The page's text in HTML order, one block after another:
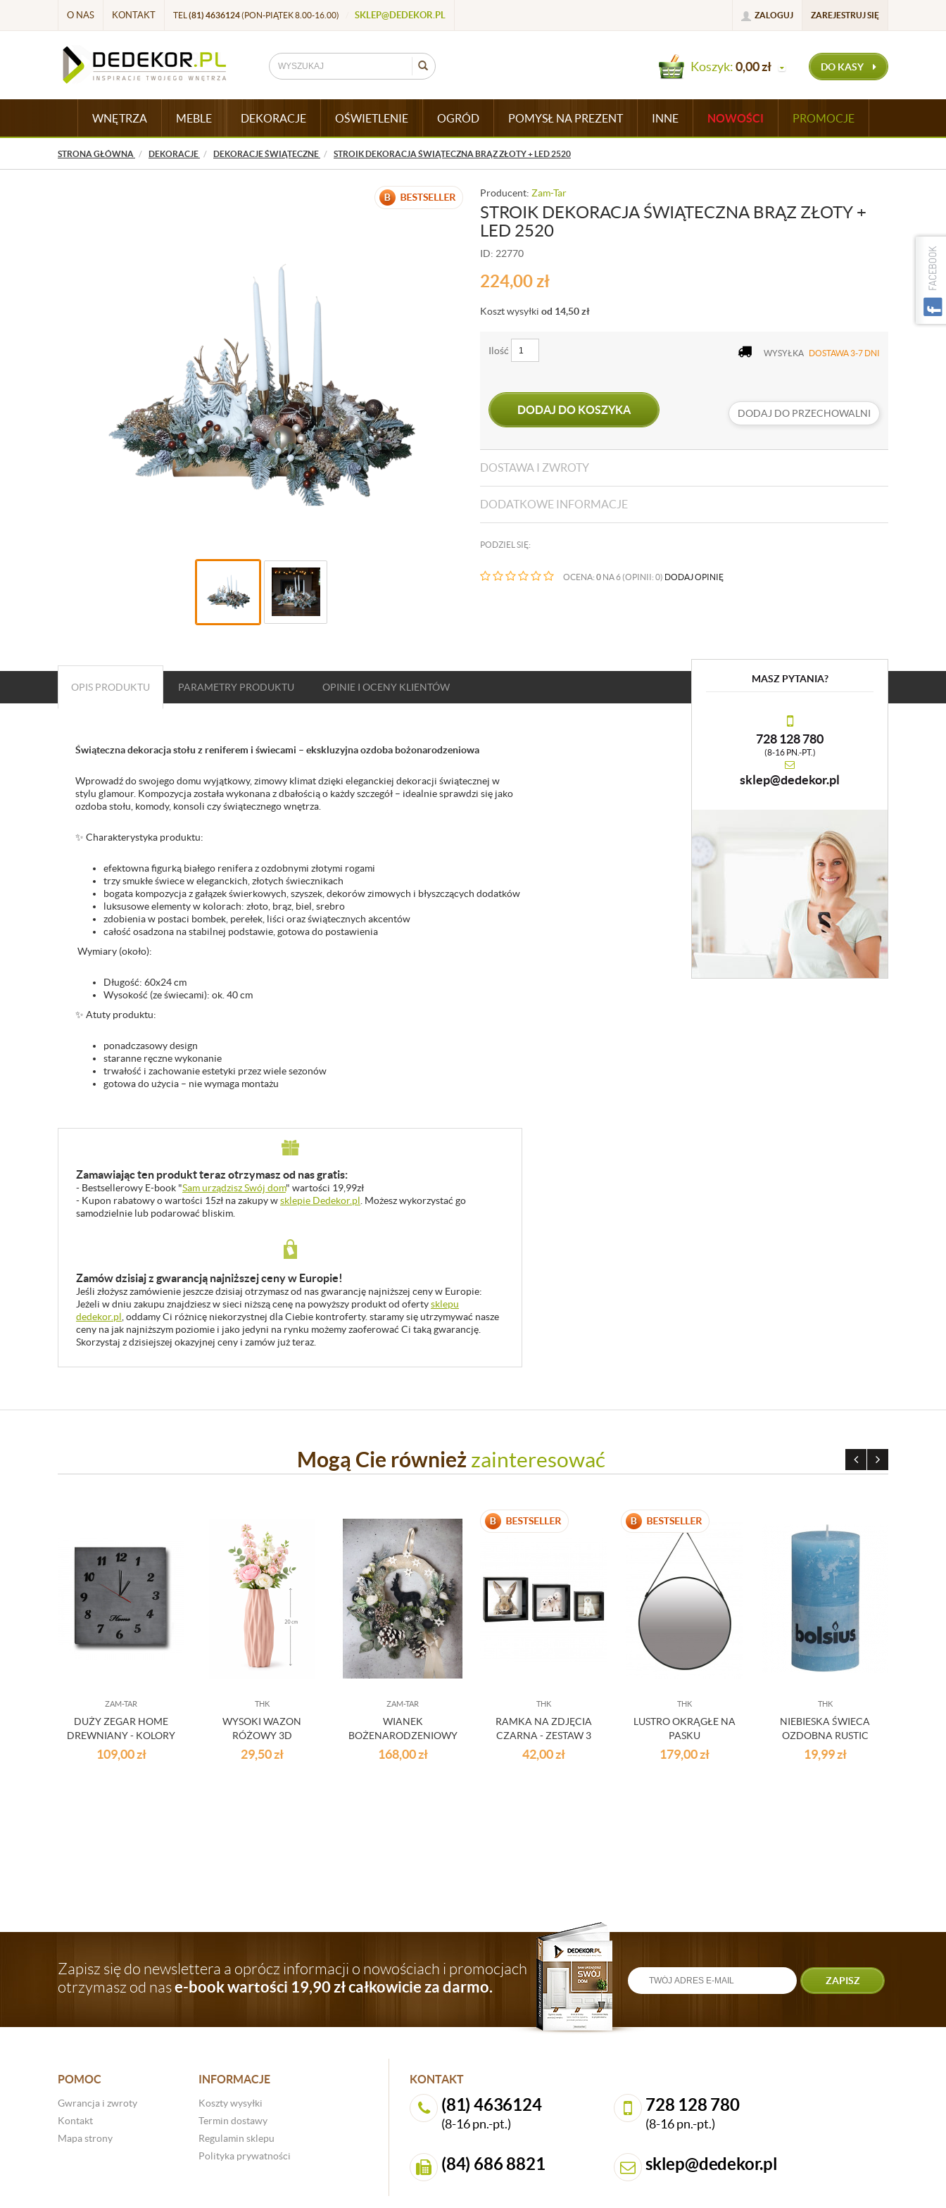
O NAS KONTAKT TEL (81) 4636124(PON-PIĄTEK 8.00-16.00) SKLEP@DEDEKOR.PL ZALOGUJ ZAREJESTRUJ SIĘ
Koszyk:0,00zł DO KASY
WNĘTRZA MEBLE DEKORACJE OŚWIETLENIE OGRÓD POMYSŁ NA PREZENT INNE NOWOŚCI PROMOCJE
STRONA GŁÓWNA DEKORACJE DEKORACJE ŚWIĄTECZNE STROIK DEKORACJA ŚWIĄTECZNA BRĄZ ZŁOTY + LED 2520
Producent: Zam-Tar
STROIK DEKORACJA ŚWIĄTECZNA BRĄZ ZŁOTY +
LED 2520
ID: 22770
224,00zł
Koszt wysyłki od 14,50zł
Ilość WYSYŁKA DOSTAWA 3-7 DNI
DODAJ DO KOSZYKA DODAJ DO PRZECHOWALNI
DOSTAWA I ZWROTY
DODATKOWE INFORMACJE
PODZIEL SIĘ:
OCENA: 0 NA 6 (OPINII: 0) DODAJ OPINIĘ
OPIS PRODUKTU PARAMETRY PRODUKTU OPINIE I OCENY KLIENTÓW
Świąteczna dekoracja stołu z reniferem i świecami – ekskluzyjna ozdoba bożonarodzeniowa
Wprowadź do swojego domu wyjątkowy, zimowy klimat dzięki eleganckiej dekoracji świątecznej w
stylu glamour. Kompozycja została wykonana z dbałością o każdy szczegół – idealnie sprawdzi się jako
ozdoba stołu, komody, konsoli czy świątecznego wnętrza.
✨ Charakterystyka produktu:
efektowna figurką białego renifera z ozdobnymi złotymi rogami
trzy smukłe świece w eleganckich, złotych świecznikach
bogata kompozycja z gałązek świerkowych, szyszek, dekorów zimowych i błyszczących dodatków
luksusowe elementy w kolorach: złoto, brąz, biel, srebro
zdobienia w postaci bombek, perełek, liści oraz świątecznych akcentów
całość osadzona na stabilnej podstawie, gotowa do postawienia
Wymiary (około):
Długość: 60x24 cm
Wysokość (ze świecami): ok. 40 cm
✨ Atuty produktu:
ponadczasowy design
staranne ręczne wykonanie
trwałość i zachowanie estetyki przez wiele sezonów
gotowa do użycia – nie wymaga montażu
Zamawiając ten produkt teraz otrzymasz od nas gratis:
- Bestsellerowy E-book "Sam urządzisz Swój dom" wartości 19,99zł
- Kupon rabatowy o wartości 15zł na zakupy wsklepie Dedekor.pl . Możesz wykorzystać go
samodzielnie lub podarować bliskim.
Zamów dzisiaj z gwarancją najniższej ceny w Europie!
Jeśli złożysz zamówienie jeszcze dzisiaj otrzymasz od nas gwarancję najniższej ceny w Europie:
Jeżeli w dniu zakupu znajdziesz w sieci niższą cenę na powyższy produkt od ofertysklepu
dedekor.pl , oddamy Ci różnicę niekorzystnej dla Ciebie kontroferty. staramy się utrzymywać nasze
ceny na jak najniższym poziomie i jako jedyni na rynku możemy zaoferować Ci taką gwarancję.
Skorzystaj z dzisiejszej okazyjnej ceny i zamów już teraz.
MASZ PYTANIA?
728 128 780
(8-16 PN.-PT.)
sklep@dedekor.pl
Mogą Cie również zainteresować
ZAM-TAR
DUŻY ZEGAR HOME
DREWNIANY - KOLORY
109,00zł
THK
WYSOKI WAZON
RÓŻOWY 3D
29,50zł
ZAM-TAR
WIANEK
BOŻENARODZENIOWY
NA DRZWI Z
JELONKIEM
168,00zł
THK
RAMKA NA ZDJĘCIA
CZARNA - ZESTAW 3
SZT.
42,00zł
THK
LUSTRO OKRĄGŁE NA
PASKU
179,00zł
THK
NIEBIESKA ŚWIECA
OZDOBNA RUSTIC
WALEC DUŻY
19,99zł
Zapisz się do newslettera a oprócz informacji o nowościach i promocjach
otrzymasz od nase-book wartości 19,90 zł całkowicie za darmo. ZAPISZ
POMOC
Gwrancja i zwroty
Kontakt
Mapa strony
INFORMACJE
Koszty wysyłki
Termin dostawy
Regulamin sklepu
Polityka prywatności
KONTAKT
(81) 4636124
(8-16 pn.-pt.)
728 128 780
(8-16 pn.-pt.)
(84) 686 8821 sklep@dedekor.pl